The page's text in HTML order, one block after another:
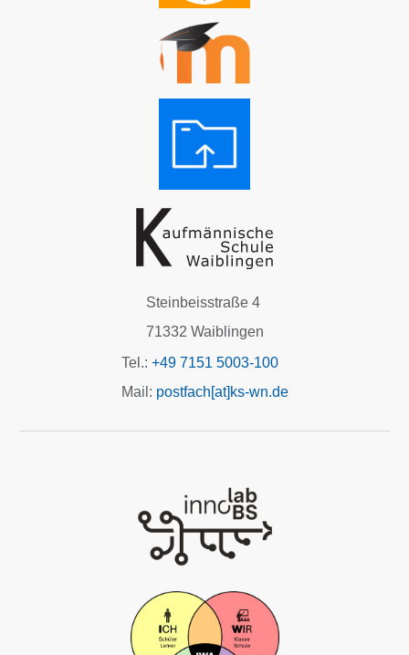
Steinbeisstraße 4
71332 Waiblingen
Tel.: +49 7151 5003-100
Mail: postfach[at]ks-wn.de